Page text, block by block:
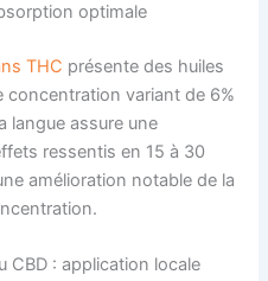
optimale
THC présente des huiles
concentration variant de 6%
langue assure une
ressentis en 15 à 30
amélioration notable de la
CBD : application locale